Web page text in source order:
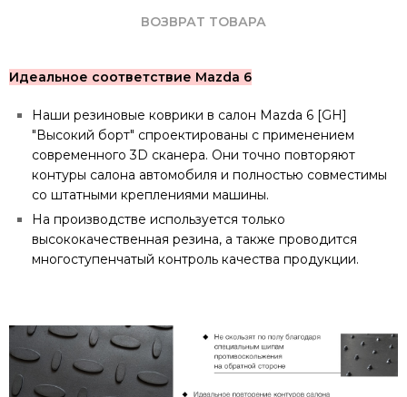
ВОЗВРАТ ТОВАРА
Идеальное соответствие Mazda 6
Наши резиновые коврики в салон Mazda 6 [GH]
"Высокий борт" спроектированы с применением
современного 3D сканера. Они точно повторяют
контуры салона автомобиля и полностью совместимы
со штатными креплениями машины.
На производстве используется только
высококачественная резина, а также проводится
многоступенчатый контроль качества продукции.